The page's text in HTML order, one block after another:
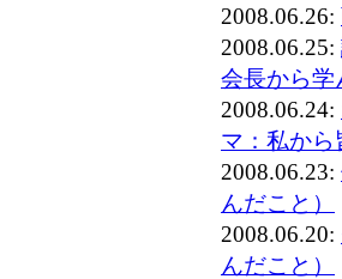
2008.06.26:
2008.06.25:
会長から学
2008.06.24:
マ：私か
2008.06.23:
んだこと）
2008.06.20:
んだこと）